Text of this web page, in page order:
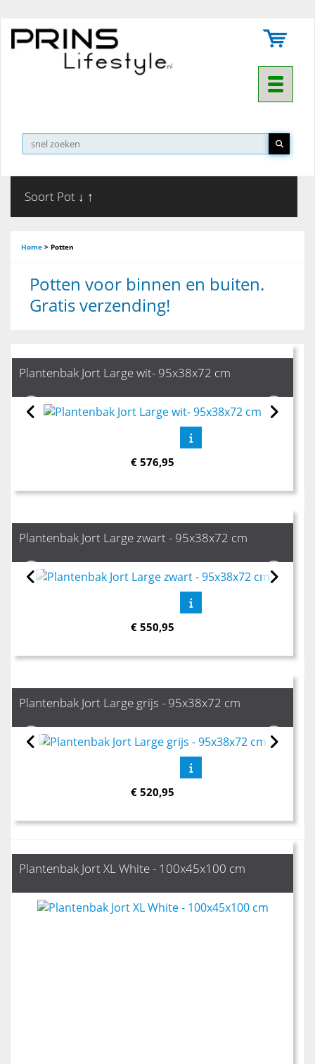
Toggle
Soort Pot ↓ ↑
Home > Potten
Potten voor binnen en buiten.
Gratis verzending!
Plantenbak Jort Large wit- 95x38x72 cm
€ 576,95
Plantenbak Jort Large zwart - 95x38x72 cm
€ 550,95
Plantenbak Jort Large grijs - 95x38x72 cm
€ 520,95
Plantenbak Jort XL White - 100x45x100 cm